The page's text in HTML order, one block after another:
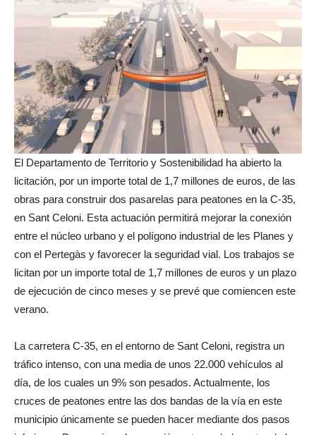
El Departamento de Territorio y Sostenibilidad ha abierto la
licitación, por un importe total de 1,7 millones de euros, de las
obras para construir dos pasarelas para peatones en la C-35,
en Sant Celoni. Esta actuación permitirá mejorar la conexión
entre el núcleo urbano y el polígono industrial de les Planes y
con el Pertegàs y favorecer la seguridad vial. Los trabajos se
licitan por un importe total de 1,7 millones de euros y un plazo
de ejecución de cinco meses y se prevé que comiencen este
verano.
La carretera C-35, en el entorno de Sant Celoni, registra un
tráfico intenso, con una media de unos 22.000 vehículos al
día, de los cuales un 9% son pesados. Actualmente, los
cruces de peatones entre las dos bandas de la vía en este
municipio únicamente se pueden hacer mediante dos pasos